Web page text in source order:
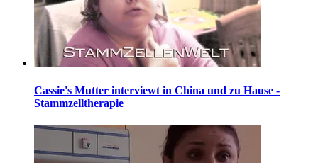
Cassie's Mutter interviewt in China und zu Hause -
Stammzelltherapie